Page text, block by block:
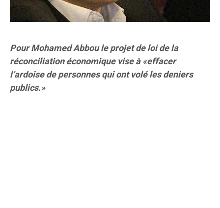
Pour Mohamed Abbou le projet de loi de la
réconciliation économique vise à «effacer
l’ardoise de personnes qui ont volé les deniers
publics.»